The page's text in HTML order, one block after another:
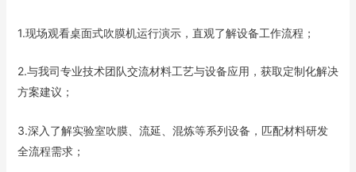
1.现场观看桌面式吹膜机运行演示，直观了解设备工作流程；
2.与我司专业技术团队交流材料工艺与设备应用，获取定制化解决
方案建议；
3.深入了解实验室吹膜、流延、混炼等系列设备，匹配材料研发
全流程需求；